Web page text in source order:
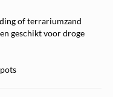
of terrariumzand
geschikt voor droge